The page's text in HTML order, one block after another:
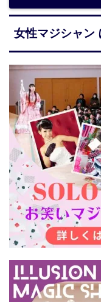
女性マジシャン